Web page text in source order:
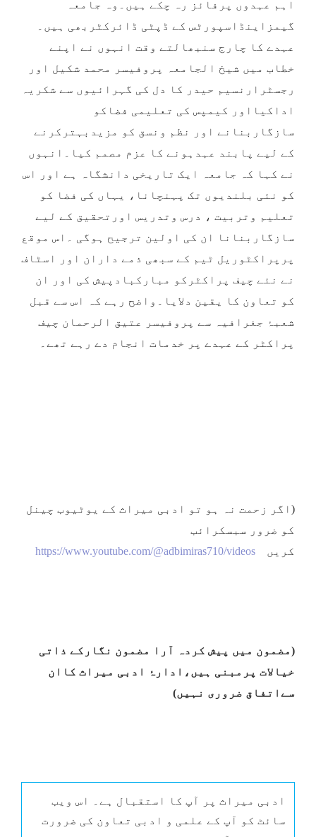
اہم عہدوں پرفائز رہ چکے ہیں۔وہ جامعہ
گیمزاینڈاسپورٹس کے ڈپٹی ڈائرکٹربھی ہیں۔
عہدے کا چارج سنبھالتے وقت انہوں نے اپنے
خطاب میں شیخ الجامعہ پروفیسر محمد شکیل اور
رجسٹرارنسیم حیدر کا دل کی گہرائیوں سے شکریہ
اداکیااور کیمپس کی تعلیمی فضاکو
سازگاربنانے اور نظم ونسق کو مزیدبہترکرنے
کے لیے پابند عہدہونے کا عزم مصمم کیا۔انہوں
نے کہا کہ جامعہ ایک تاریخی دانشگاہ ہے اور اس
کو نئی بلندیوں تک پہنچانا، یہاں کی فضا کو
تعلیم وتربیت ، درس وتدریس اورتحقیق کے لیے
سازگاربنانا ان کی اولین ترجیح ہوگی ۔اس موقع
پرپراکٹوریل ٹیم کے سبھی ذمے داران اور اسٹاف
نے نئے چیف پراکٹرکو مبارکبادپیش کی اور ان
کو تعاون کا یقین دلایا۔واضح رہے کہ اس سے قبل
شعبۂ جغرافیہ سے پروفیسر عتیق الرحمان چیف
پراکٹر کے عہدے پر خدمات انجام دے رہے تھے۔
(اگر زحمت نہ ہو تو ادبی میراث کے یوٹیوب چینل
کو ضرور سبسکرائب
کریں https://www.youtube.com/@adbimiras710/videos
(مضمون میں پیش کردہ آرا مضمون نگارکے ذاتی
خیالات پرمبنی ہیں،ادارۂ
ادبی میراث کاان
سےاتفاق ضروری نہیں)
ادبی میراث پر آپ کا استقبال ہے۔ اس ویب
سائٹ کو آپ کے علمی و ادبی تعاون کی ضرورت